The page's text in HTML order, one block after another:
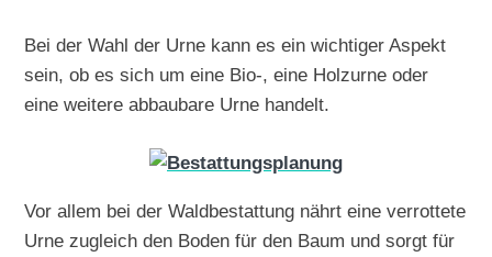
Bei der Wahl der Urne kann es ein wichtiger Aspekt
sein, ob es sich um eine Bio-, eine Holzurne oder
eine weitere abbaubare Urne handelt.
Vor allem bei der Waldbestattung nährt eine verrottete
Urne zugleich den Boden für den Baum und sorgt für